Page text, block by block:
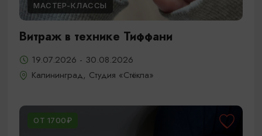
МАСТЕР-КЛАССЫ
Витраж в технике Тиффани
19.07.2026 - 30.08.2026
Калининград, Студия «Стёкла»
ОТ 1700₽